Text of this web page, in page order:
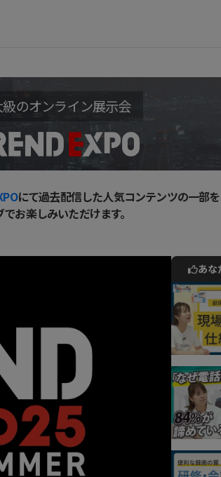
のオンライン展示会
にて過去配信した人気コンテンツの一部を
お楽しみいただけます。
あな